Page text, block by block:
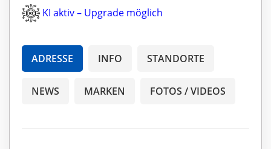
KI aktiv – Upgrade möglich
ADRESSE INFO STANDORTE
NEWS MARKEN FOTOS / VIDEOS